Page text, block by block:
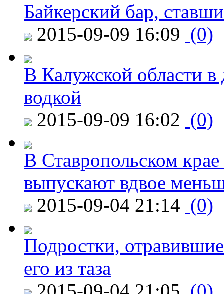
Байкерский бар,
2015-09-09 16:09 (0)
В Калужской области в
водкой
2015-09-09 16:02 (0)
В Ставропольском
выпускают вдвое
2015-09-04 21:14 (0)
Подростки,
его из таза